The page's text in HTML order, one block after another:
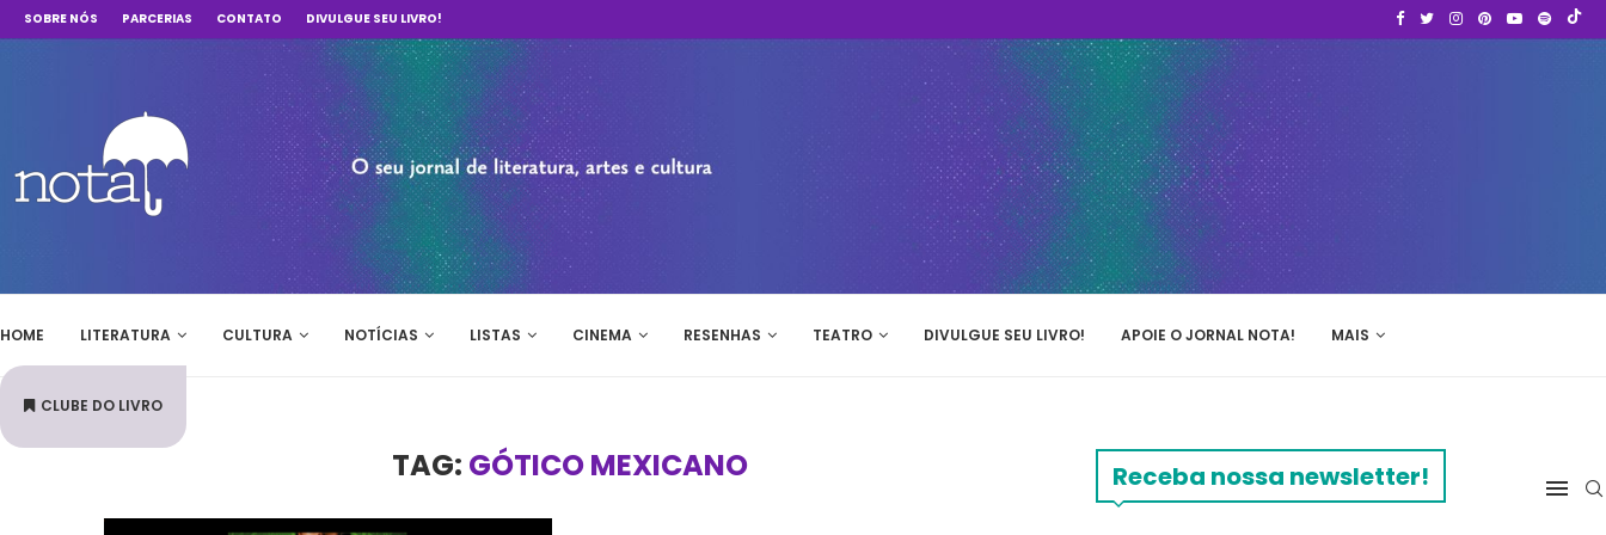
SOBRE NÓS PARCERIAS CONTATO DIVULGUE SEU LIVRO!
HOME LITERATURA CULTURA NOTÍCIAS LISTAS CINEMA RESENHAS TEATRO DIVULGUE SEU LIVRO! APOIE O JORNAL NOTA! MAIS
CLUBE DO LIVRO
TAG: GÓTICO MEXICANO Receba nossa newsletter!